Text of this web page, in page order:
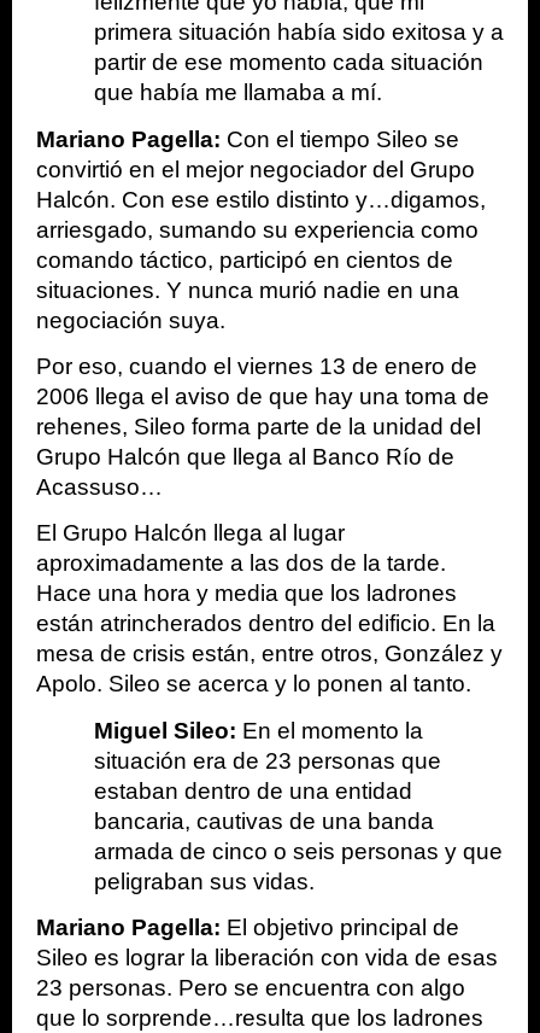
primera situación había sido exitosa y a
partir de ese momento cada situación
que había me llamaba a mí.
Mariano Pagella: Con el tiempo Sileo se
convirtió en el mejor negociador del Grupo
Halcón. Con ese estilo distinto y…digamos,
arriesgado, sumando su experiencia como
comando táctico, participó en cientos de
situaciones. Y nunca murió nadie en una
negociación suya.
Por eso, cuando el viernes 13 de enero de
2006 llega el aviso de que hay una toma de
rehenes, Sileo forma parte de la unidad del
Grupo Halcón que llega al Banco Río de
Acassuso…
El Grupo Halcón llega al lugar
aproximadamente a las dos de la tarde.
Hace una hora y media que los ladrones
están atrincherados dentro del edificio. En la
mesa de crisis están, entre otros, González y
Apolo. Sileo se acerca y lo ponen al tanto.
Miguel Sileo: En el momento la
situación era de 23 personas que
estaban dentro de una entidad
bancaria, cautivas de una banda
armada de cinco o seis personas y que
peligraban sus vidas.
Mariano Pagella: El objetivo principal de
Sileo es lograr la liberación con vida de esas
23 personas. Pero se encuentra con algo
que lo sorprende…resulta que los ladrones